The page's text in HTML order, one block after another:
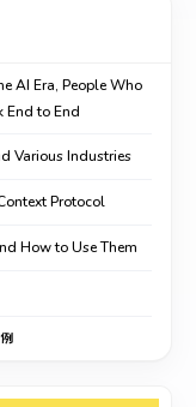
AI Era, People Who
End to End
Various Industries
Protocol
How to Use Them